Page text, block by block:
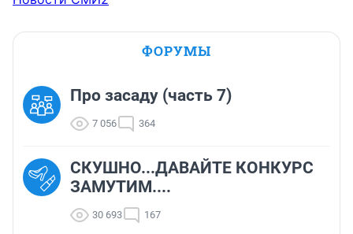
ФОРУМЫ
Про засаду (часть 7)
7 056 364
СКУШНО...ДАВАЙТЕ КОНКУРС
ЗАМУТИМ....
30 693 167